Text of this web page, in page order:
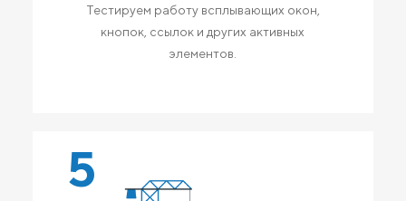
Тестируем работу всплывающих окон,
кнопок, ссылок и других активных
элементов.
5